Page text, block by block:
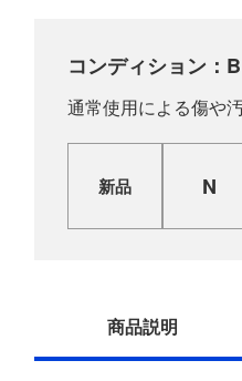
コンディション：
通常使用による傷や
新品 N
商品説明